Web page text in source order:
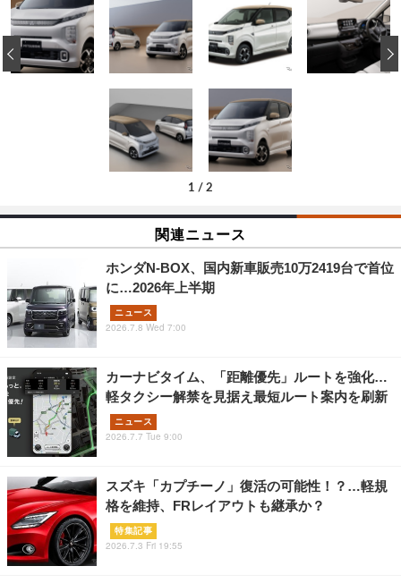
1 / 2
‹
関連ニュース
ホンダN-BOX、国内新車販売10万2419台で首位
に…2026年上半期
ニュース
2026.7.8 Wed 7:00
カーナビタイム、「距離優先」ルートを強化…
軽タクシー解禁を見据え最短ルート案内を刷新
ニュース
2026.7.7 Tue 9:00
スズキ「カプチーノ」復活の可能性！？…軽規
格を維持、FRレイアウトも継承か？
特集記事
2026.7.3 Fri 19:55